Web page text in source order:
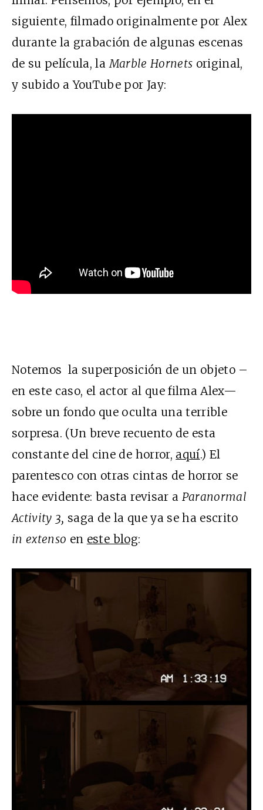
siguiente, filmado originalmente por Alex
durante la grabación de algunas escenas
de su película, laMarble Hornets original,
y subido a YouTube por Jay:
Notemos la superposición de un objeto –
en este caso, el actor al que filma Alex—
sobre un fondo que oculta una terrible
sorpresa. (Un breve recuento de esta
constante del cine de horror, aquí.) El
parentesco con otras cintas de horror se
hace evidente: basta revisar a Paranormal
Activity 3, saga de la que ya se ha escrito
in extenso en este blog: